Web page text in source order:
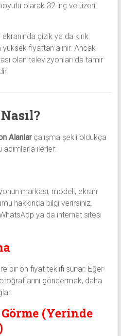
olarak 32 inç ve üzeri
çizik ya da kırık
fiyattan alınır. Ancak
olan televizyonları da tamir
Alanlarçalışma şekli oldukça
ilerler:
markası, modeli, ekran
hakkında bilgi verirsiniz.
ya da internet sitesi
bir ön fiyat teklifi sunar. Eğer
göndermek, daha
(Yerinde